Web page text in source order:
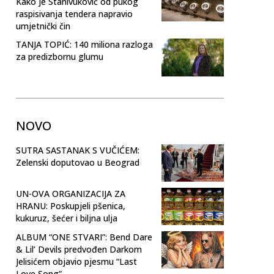
raspisivanja tendera napravio
umjetnički čin
TANJA TOPIĆ: 140 miliona razloga
za predizbornu glumu
NOVO
SUTRA SASTANAK S VUČIĆEM:
Zelenski doputovao u Beograd
UN-OVA ORGANIZACIJA ZA
HRANU: Poskupjeli pšenica,
kukuruz, šećer i biljna ulja
ALBUM “ONE STVARI”: Bend Dare
& Lil’ Devils predvođen Darkom
Jelisićem objavio pjesmu “Last